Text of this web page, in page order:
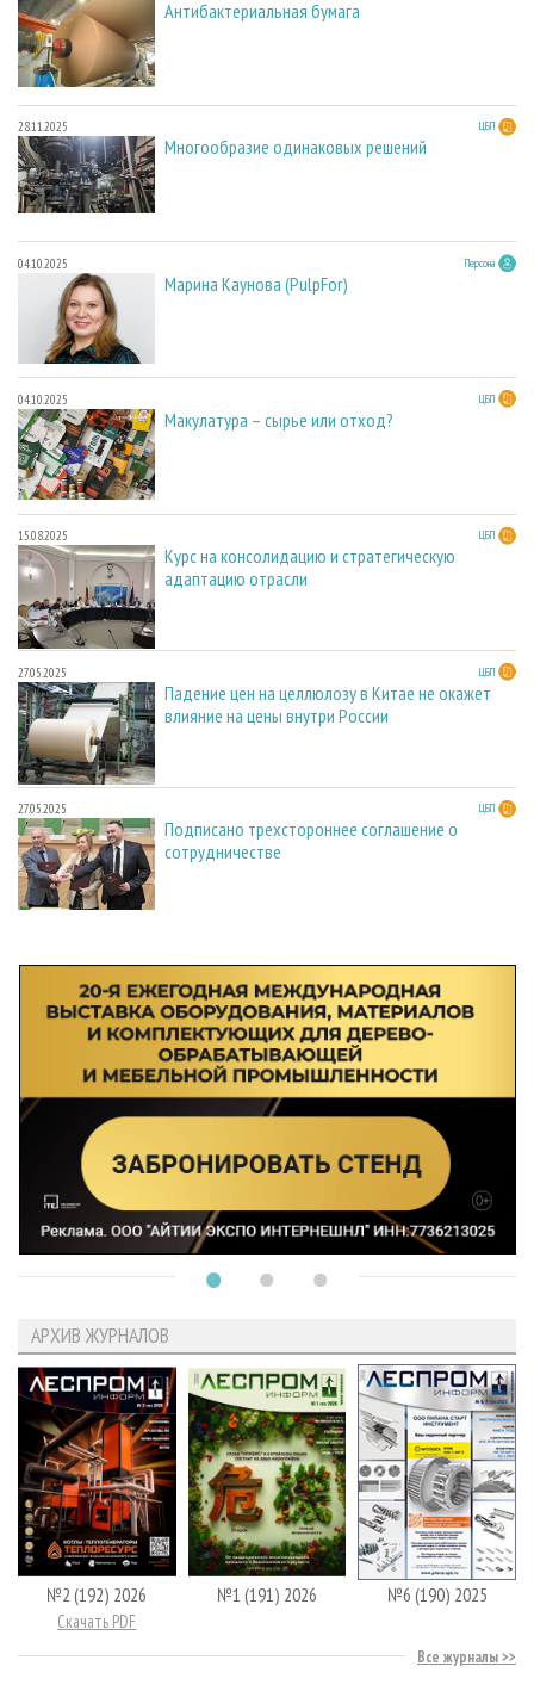
Антибактериальная бумага
28.11.2025 ЦБП
Многообразие одинаковых решений
04.10.2025 Персона
Марина Каунова (PulpFor)
04.10.2025 ЦБП
Макулатура – сырье или отход?
15.08.2025 ЦБП
Курс на консолидацию и стратегическую
адаптацию отрасли
27.05.2025 ЦБП
Падение цен на целлюлозу в Китае не окажет
влияние на цены внутри России
27.05.2025 ЦБП
Подписано трехстороннее соглашение о
сотрудничестве
АРХИВ ЖУРНАЛОВ
№2 (192) 2026
Скачать PDF
№1 (191) 2026 №6 (190) 2025
Все журналы